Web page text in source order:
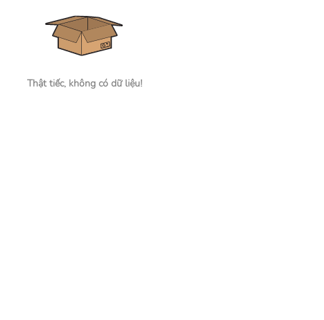
Thật tiếc, không có dữ liệu!